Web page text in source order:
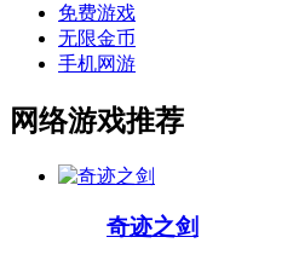
免费游戏
无限金币
手机网游
网络游戏推荐
奇迹之剑